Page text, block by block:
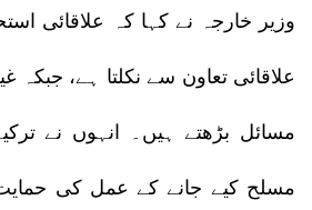
وزیر خارجہ نے کہا کہ علاقائی
علاقائی تعاون سے نکلتا ہے،
مسلح کیے جانے کے عمل کی